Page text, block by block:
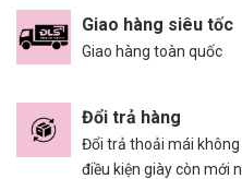
Giao hàng siêu tốc
Giao hàng toàn quốc
Đổi trả hàng
Đổi trả thoải mái
điều kiện giày còn mới